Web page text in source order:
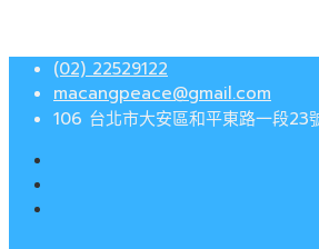
Skip
content
(02) 22529122
macangpeace@gmail.com
106 台北市大安區和平東路一段23